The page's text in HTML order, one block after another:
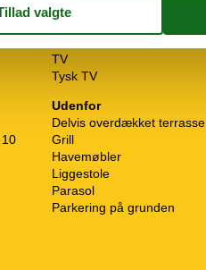
10
Dansk tv
TV
Tysk TV
Udenfor
Delvis overdækket terrasse
Grill
Havemøbler
Liggestole
Parasol
Parkering på grunden